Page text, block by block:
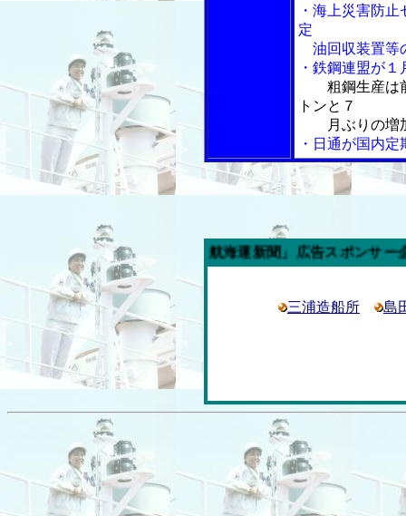
・海上災害防
定
油回収装置等
・鉄鋼連盟が
粗鋼生産は
トンと７
月ぶりの増
・日通が国内
今週の「内航海運新聞」広告スポンサー企業
三浦造船所 島